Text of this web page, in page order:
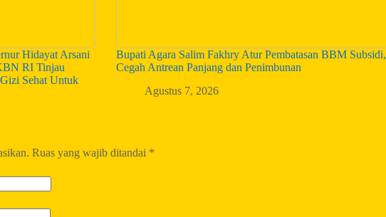
Hidayat Arsani
RI Tinjau
Sehat Untuk
Bupati Agara Salim Fakhry Atur Pembatasan BBM Subsidi,
Cegah Antrean Panjang dan Penimbunan
Agustus 7, 2026
Ruas yang wajib ditandai *